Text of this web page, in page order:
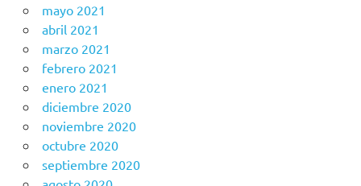
mayo 2021
abril 2021
marzo 2021
febrero 2021
enero 2021
diciembre 2020
noviembre 2020
octubre 2020
septiembre 2020